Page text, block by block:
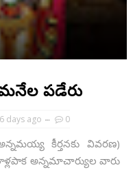
పడేరు
days ago 0
కీర్తనకు వివరణ)
అన్నమాచార్యుల వారు